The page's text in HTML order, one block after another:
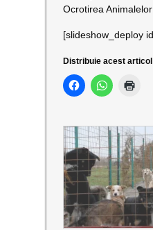
Ocrotirea
[slideshow_deploy
Distribuie acest articol